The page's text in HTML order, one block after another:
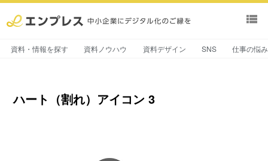
view_list
資料・情報を探す 資料ノウハウ 資料デザイン SNS 仕事の悩
ハート（割れ）アイコン 3